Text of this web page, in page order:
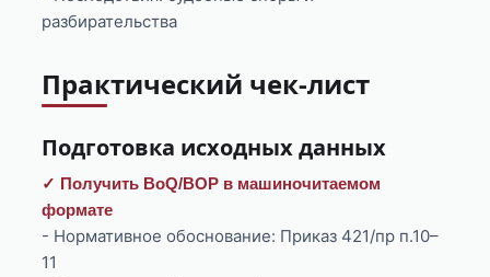
разбирательства
Практический чек-лист
Подготовка исходных данных
✓ Получить BoQ/ВОР в машиночитаемом
формате
- Нормативное обоснование: Приказ 421/пр п.10–
11